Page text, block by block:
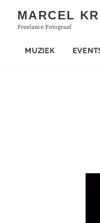
content
MARCEL
Freelance Fotograaf
MUZIEK